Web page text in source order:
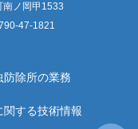
ノ岡甲1533
47-1821
防除所の業務
関する技術情報